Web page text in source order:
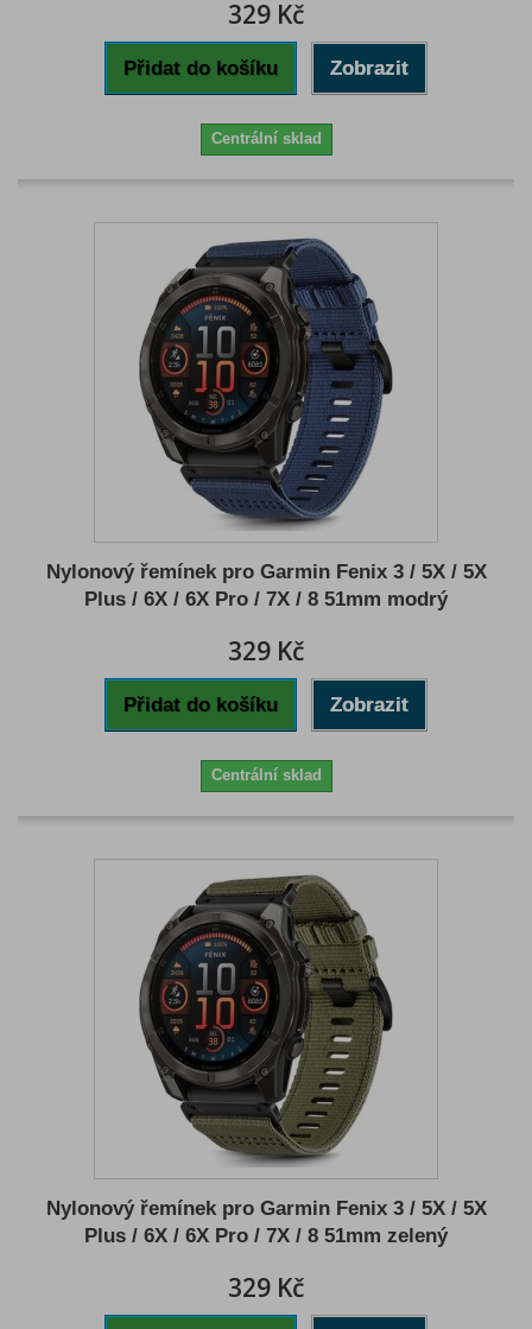
329 Kč
Přidat do košíku Zobrazit
Centrální sklad
Nylonový řemínek pro Garmin Fenix 3 / 5X / 5X
Plus / 6X / 6X Pro / 7X / 8 51mm modrý
329 Kč
Přidat do košíku Zobrazit
Centrální sklad
Nylonový řemínek pro Garmin Fenix 3 / 5X / 5X
Plus / 6X / 6X Pro / 7X / 8 51mm zelený
329 Kč